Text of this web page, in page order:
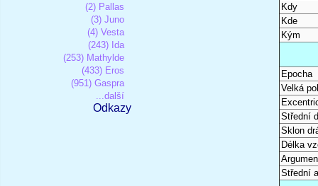
(2) Pallas
(3) Juno
(4) Vesta
(243) Ida
(253) Mathylde
(433) Eros
(951) Gaspra
...další
Odkazy
Kdy
Kde
Kým
Epocha
Velká
Střední
Sklon
Délka
Střední